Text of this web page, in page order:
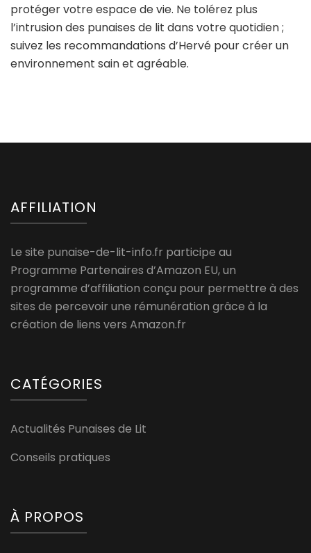
protéger votre espace de vie. Ne tolérez plus
l’intrusion des punaises de lit dans votre quotidien ;
suivez les recommandations d’Hervé pour créer un
environnement sain et agréable.
AFFILIATION
Le site punaise-de-lit-info.fr participe au
Programme Partenaires d’Amazon EU, un
programme d’affiliation conçu pour permettre à des
sites de percevoir une rémunération grâce à la
création de liens vers Amazon.fr
CATÉGORIES
Actualités Punaises de Lit
Conseils pratiques
À PROPOS